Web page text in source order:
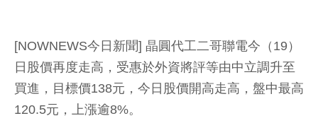
[NOWNEWS今日新聞] 晶圓代工二哥聯電今（19）
日股價再度走高，受惠於外資將評等由中立調升至
買進，目標價138元，今日股價開高走高，盤中最高
120.5元，上漲逾8%。